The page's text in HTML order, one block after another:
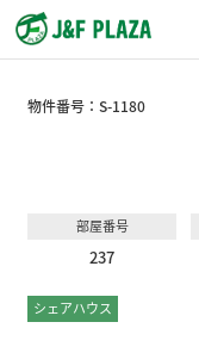
物件番号：S-1180
部屋番号
237
シェアハウス